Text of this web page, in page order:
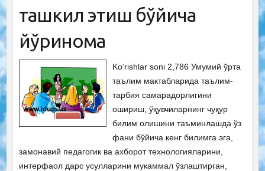
ташкил этиш бўйича
йўриқнома
Ko‘rishlar soni 2,786 Умумий ўрта
таълим мактабларида таълим-
тарбия самарадорлигини
ошириш, ўқувчиларнинг чуқур
билим олишини таъминлашда ўз
фани бўйича кенг билимга эга,
замонавий педагогик ва ахборот технологияларини,
интерфаол дарс усулларини мукаммал ўзлаштирган,